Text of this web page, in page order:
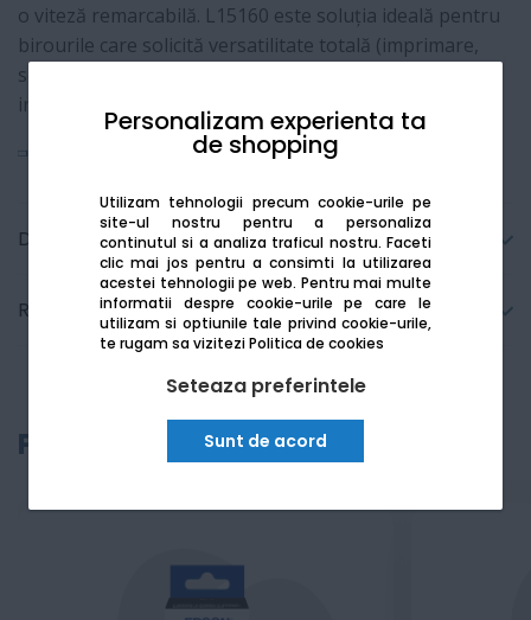
Personalizam experienta ta
de shopping
Utilizam tehnologii precum cookie-urile pe
site-ul nostru pentru a personaliza
continutul si a analiza traficul nostru. Faceti
clic mai jos pentru a consimti la utilizarea
acestei tehnologii pe web. Pentru mai multe
informatii despre cookie-urile pe care le
utilizam si optiunile tale privind cookie-urile,
te rugam sa viziteziPolitica de cookies
Seteaza preferintele
Sunt de acord
o viteză remarcabilă. L15160 este soluția ideală pentru
birourile care solicită versatilitate totală (imprimare,
scanare, copiere, fax în format A3) și o fiabilitate
industrială.
Detalii tehnice
Recenzii
Produse recomandate